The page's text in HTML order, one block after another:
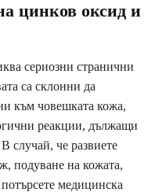
цинков оксид и
сериозни странични
са склонни да
към човешката кожа,
реакции, дължащи
случай, че развиете
подуване на кожата,
медицинска